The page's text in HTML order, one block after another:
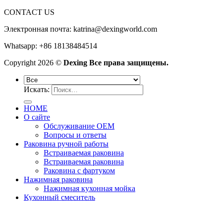
CONTACT US
Электронная почта: katrina@dexingworld.com
Whatsapp: +86 18138484514
Copyright 2026 © Dexing Все права защищены.
Искать:
HOME
О сайте
Обслуживание OEM
Вопросы и ответы
Раковина ручной работы
Встраиваемая раковина
Встраиваемая раковина
Раковина с фартуком
Нажимная раковина
Нажимная кухонная мойка
Кухонный смеситель